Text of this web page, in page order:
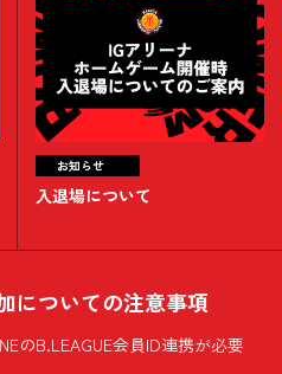
お知らせ
入退場について
についての注意事項
のB.LEAGUE会員ID連携が必要